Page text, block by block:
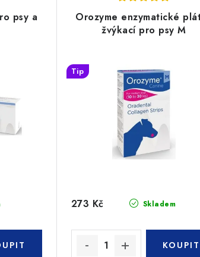
psy a
Orozyme enzymatické
žvýkací pro psy M
Tip
Skladem
273 Kč